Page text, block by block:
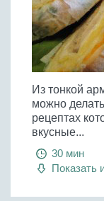
Из тонкой
можно
рецептах
вкусные...
30 мин
Показать